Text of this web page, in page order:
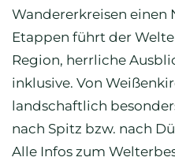
Wandererkreisen einen
Etappen führt der
Region, herrliche
inklusive. Von
landschaftlich
nach Spitz bzw. nach
Alle Infos zum